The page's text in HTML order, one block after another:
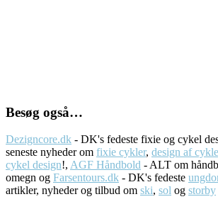
Besøg også…
Dezigncore.dk - DK's fedeste fixie og cykel
seneste nyheder om fixie cykler, design af
cykel design!, AGF Håndbold - ALT om
omegn og Farsentours.dk - DK's fedeste
artikler, nyheder og tilbud om ski, sol og storby